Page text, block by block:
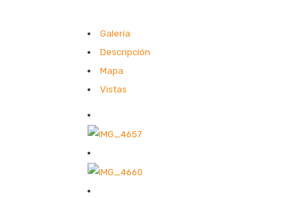
Galería
Descripción
Mapa
Vistas